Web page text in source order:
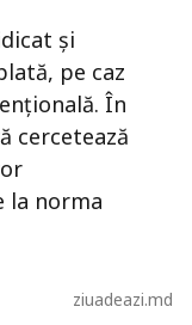
și
pe caz
În
cercetează
la norma
ziuadeazi.md